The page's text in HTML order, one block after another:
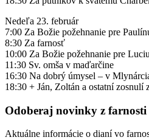
Nedeľa 23. február
7:00 Za Božie požehnanie pre
8:30 Za farnosť
10:00 Za Božie požehnanie pre
11:30 Sv. omša v maďarčine
16:30 Na dobrý úmysel – v
18:30 + Ján, Zoltán a ostatní zosnulí
Odoberaj novinky z farnosti
Aktuálne informácie o dianí vo